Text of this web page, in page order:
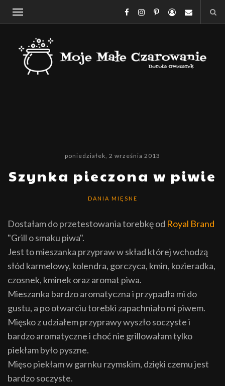
poniedziałek, 2 września 2013
Szynka pieczona w piwie
DANIA MIĘSNE
Dostałam do przetestowania torebkę od Royal Brand
"Grill o smaku piwa".
Jest to mieszanka przypraw w skład której wchodzą
słód karmelowy, kolendra, gorczyca, kmin, kozieradka,
czosnek, kminek oraz aromat piwa.
Mieszanka bardzo aromatyczna i przypadła mi do
gustu, a po otwarciu torebki zapachniało mi piwem.
Mięsko z udziałem przyprawy wyszło soczyste i
bardzo aromatyczne i choć nie grillowałam tylko
piekłam było pyszne.
Mięso piekłam w garnku rzymskim, dzięki czemu jest
bardzo soczyste.